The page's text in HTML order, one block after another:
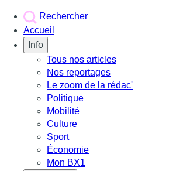
Rechercher
Accueil
Info
Tous nos articles
Nos reportages
Le zoom de la rédac'
Politique
Mobilité
Culture
Sport
Économie
Mon BX1